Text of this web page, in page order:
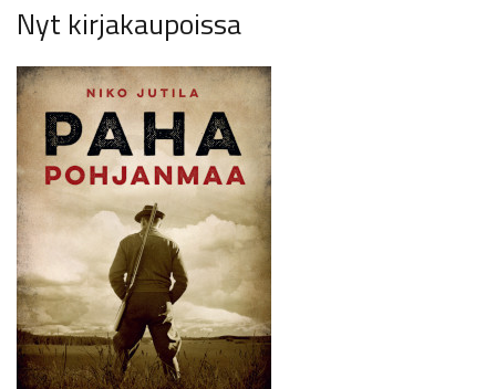
Nyt kirjakaupoissa